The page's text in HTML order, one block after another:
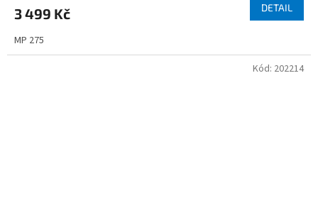
3 499 Kč DETAIL
MP 275
Kód: 202214